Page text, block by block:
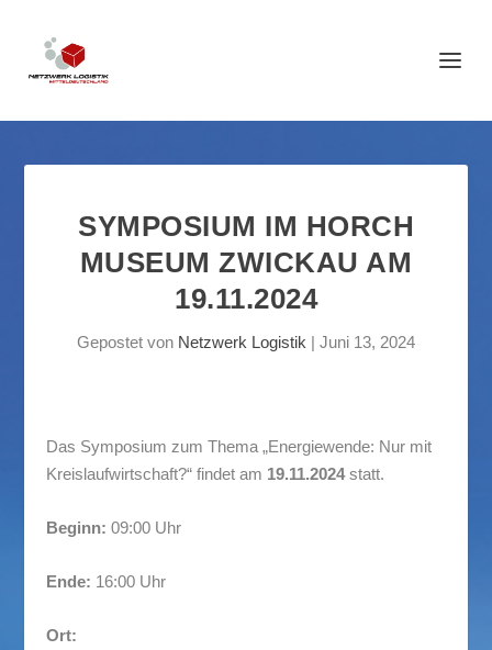
SYMPOSIUM IM HORCH
MUSEUM ZWICKAU AM
19.11.2024
Gepostet von Netzwerk Logistik | Juni 13, 2024
Das Symposium zum Thema „Energiewende: Nur mit
Kreislaufwirtschaft?“ findet am 19.11.2024statt.
Beginn: 09:00 Uhr
Ende: 16:00 Uhr
Ort: